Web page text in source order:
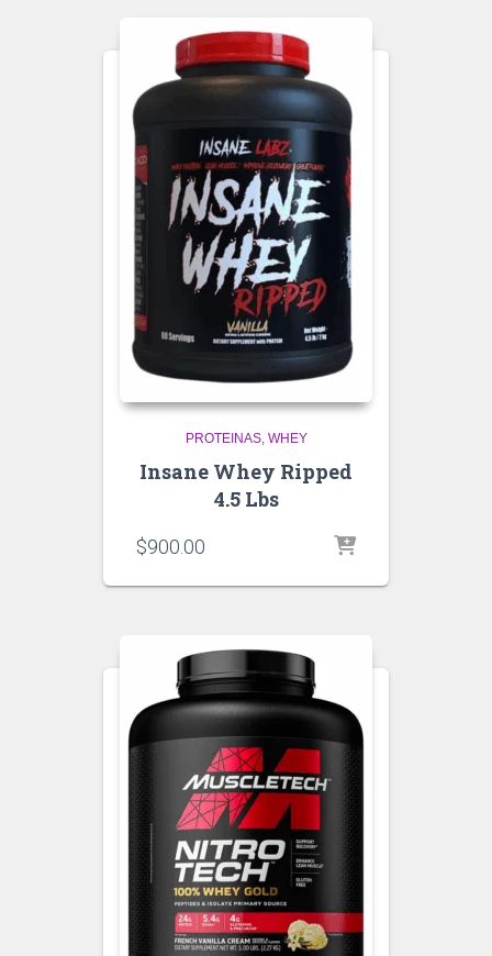
PROTEINAS WHEY
Insane Whey Ripped
4.5 Lbs
$900.00